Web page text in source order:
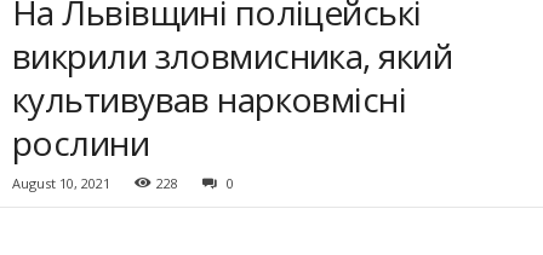
На Львівщині поліцейські
викрили зловмисника, який
культивував нарковмісні
рослини
August 10, 2021 228 0